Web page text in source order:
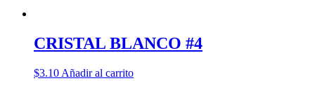
CRISTAL BLANCO #4
$3.10 Añadir al carrito